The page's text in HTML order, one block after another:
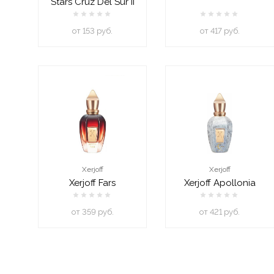
oт 153 руб. oт 417 руб.
Xerjoff
Xerjoff Fars
oт 359 руб.
Xerjoff
Xerjoff Apollonia
oт 421 руб.